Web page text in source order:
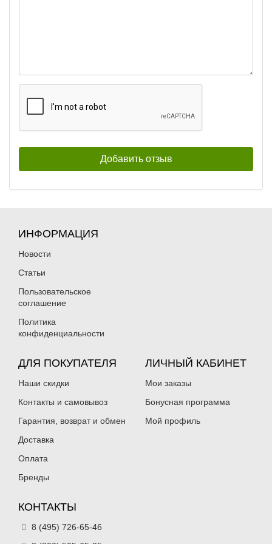
ИНФОРМАЦИЯ
Новости
Статьи
Пользовательское
соглашение
Политика
конфиденциальности
ДЛЯ ПОКУПАТЕЛЯ
Наши скидки
Контакты и самовывоз
Гарантия, возврат и обмен
Доставка
Оплата
Бренды
ЛИЧНЫЙ КАБИНЕТ
Мои заказы
Бонусная программа
Мой профиль
КОНТАКТЫ
8 (495) 726-65-46